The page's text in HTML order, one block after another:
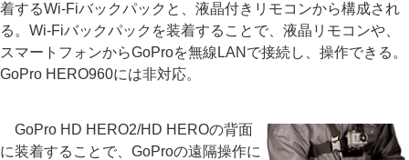
着するWi-Fiバックパックと、液晶付きリモコンから構成され
る。Wi-Fiバックパックを装着することで、液晶リモコンや、
スマートフォンからGoProを無線LANで接続し、操作できる。
GoPro HERO960には非対応。
GoPro HD HERO2/HD HEROの背面
に装着することで、GoProの遠隔操作に